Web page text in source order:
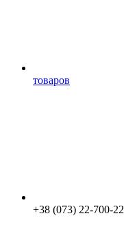
товаров
+38 (073) 22-700-22